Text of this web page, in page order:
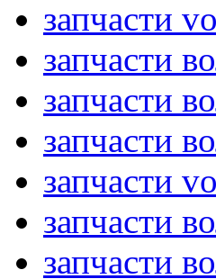
запчасти
запчасти
запчасти
запчасти
запчасти
запчасти
запчасти